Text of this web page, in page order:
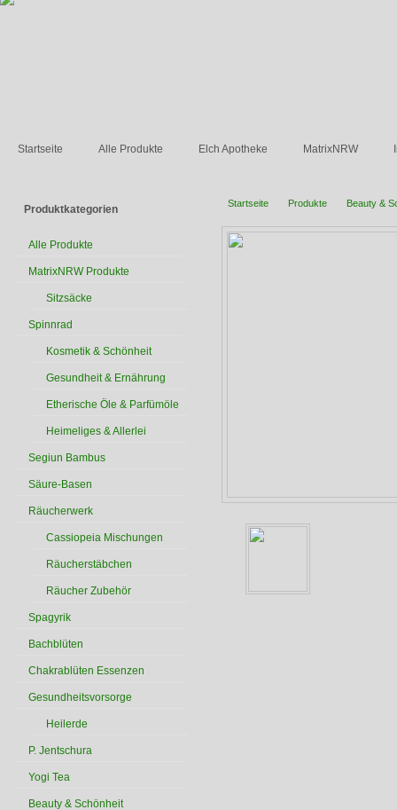
Startseite Alle Produkte Elch Apotheke MatrixNRW
Produktkategorien
Alle Produkte
MatrixNRW Produkte
Sitzsäcke
Spinnrad
Kosmetik & Schönheit
Gesundheit & Ernährung
Etherische Öle & Parfümöle
Heimeliges & Allerlei
Segiun Bambus
Säure-Basen
Räucherwerk
Cassiopeia Mischungen
Räucherstäbchen
Räucher Zubehör
Spagyrik
Bachblüten
Chakrablüten Essenzen
Gesundheitsvorsorge
Heilerde
P. Jentschura
Yogi Tea
Beauty & Schönheit
Startseite Produkte Beauty &